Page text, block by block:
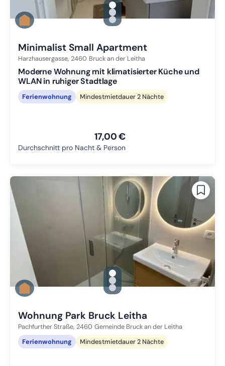
gallery.slide_selector
Zu Slide 1 wechseln
Zu Slide 2 wechseln
Zu Slide 3 wechseln
Minimalist Small Apartment
Harzhausergasse, 2460 Bruck an der Leitha
Moderne Wohnung mit klimatisierter Küche und
WLAN in ruhiger Stadtlage
Ferienwohnung Mindestmietdauer 2 Nächte
17,00 €
Durchschnitt pro Nacht & Person
gallery.slide_selector
Zu Slide 1 wechseln
Zu Slide 2 wechseln
Zu Slide 3 wechseln
Wohnung Park Bruck Leitha
Pachfurther Straße, 2460 Gemeinde Bruck an der Leitha
Ferienwohnung
Mindestmietdauer 2 Nächte